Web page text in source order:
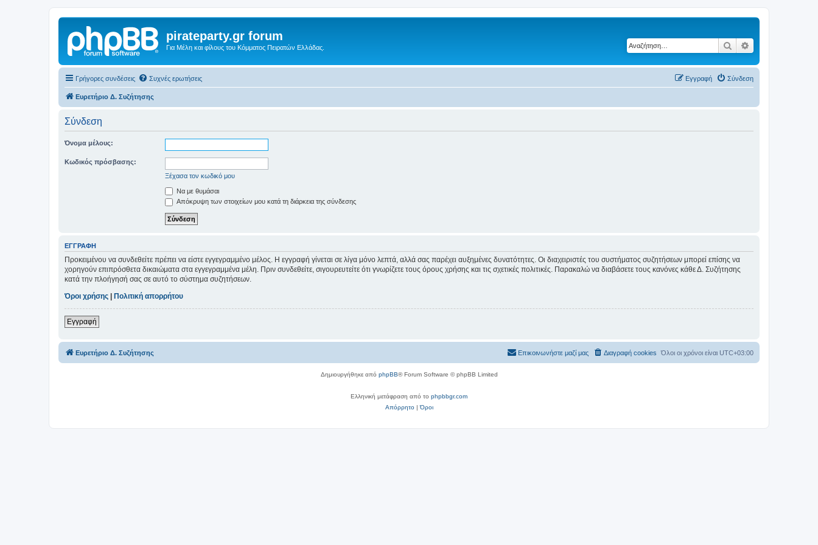
pirateparty.gr forum
Για Μέλη και φίλους του Κόμματος Πειρατών Ελλάδας. Αναζήτηση
Γρήγορες συνδέσεις Συχνές ερωτήσεις Σύνδεση
Εγγραφή
Ευρετήριο Δ. Συζήτησης
Σύνδεση
Όνομα μέλους:
Κωδικός πρόσβασης:
Ξέχασα τον κωδικό μου
Να με θυμάσαι
Απόκρυψη των στοιχείων μου κατά τη διάρκεια της σύνδεσης
ΕΓΓΡΑΦΉ
Προκειμένου να συνδεθείτε πρέπει να είστε εγγεγραμμένο μέλος. Η εγγραφή γίνεται σε λίγα μόνο λεπτά, αλλά σας παρέχει αυξημένες δυνατότητες. Οι διαχειριστές του συστήματος συζητήσεων μπορεί επίσης να
χορηγούν επιπρόσθετα δικαιώματα στα εγγεγραμμένα μέλη. Πριν συνδεθείτε, σιγουρευτείτε ότι γνωρίζετε τους όρους χρήσης και τις σχετικές πολιτικές. Παρακαλώ να διαβάσετε τους κανόνες κάθε Δ. Συζήτησης
κατά την πλοήγησή σας σε αυτό το σύστημα συζητήσεων.
Όροι χρήσης
Πολιτική απορρήτου
Εγγραφή
Ευρετήριο Δ. Συζήτησης Όλοι οι χρόνοι είναι UTC+03:00
Διαγραφή cookies
Επικοινωνήστε μαζί μας
Δημιουργήθηκε από phpBB® Forum Software © phpBB Limited
Ελληνική μετάφραση από το phpbbgr.com
Απόρρητο|Όροι